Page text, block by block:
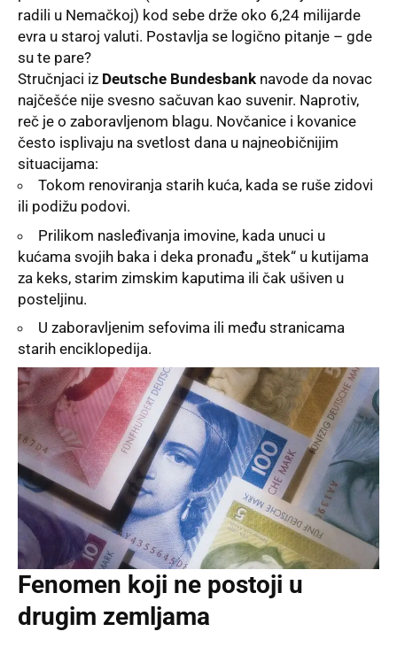
radili u Nemačkoj) kod sebe drže oko 6,24 milijarde
evra u staroj valuti. Postavlja se logično pitanje – gde
su te pare?
Stručnjaci iz Deutsche Bundesbank navode da novac
najčešće nije svesno sačuvan kao suvenir. Naprotiv,
reč je o zaboravljenom blagu. Novčanice i kovanice
često isplivaju na svetlost dana u najneobičnijim
situacijama:
Tokom renoviranja starih kuća, kada se ruše zidovi
ili podižu podovi.
Prilikom nasleđivanja imovine, kada unuci u
kućama svojih baka i deka pronađu „štek“ u kutijama
za keks, starim zimskim kaputima ili čak ušiven u
posteljinu.
U zaboravljenim sefovima ili među stranicama
starih enciklopedija.
Fenomen koji ne postoji u
drugim zemljama